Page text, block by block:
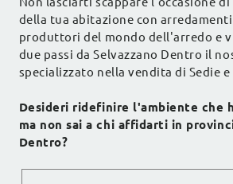
della tua abitazione con
produttori del mondo dell'arredo e
due passi da Selvazzano Dentro il
specializzato nella vendita di Sedie
Desideri ridefinire l'ambiente che
ma non sai a chi affidarti in
Dentro?